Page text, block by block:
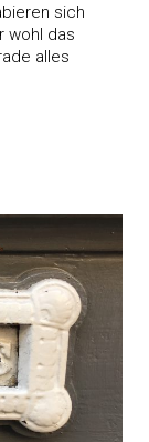
sich
wohl das
alles